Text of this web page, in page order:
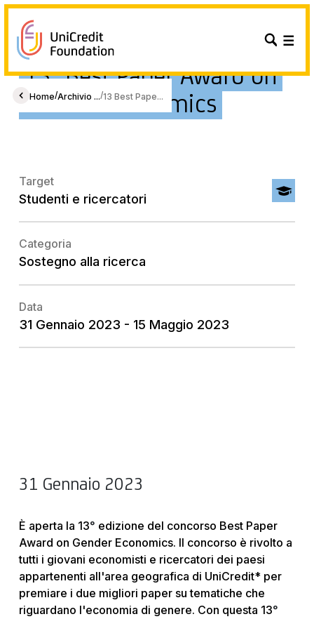
Home/Archivio .../13 Best Pape...
13° Best Paper Award on
Gender Economics
Target
Studenti e ricercatori
Categoria
Sostegno alla ricerca
Data
31 Gennaio 2023 - 15 Maggio 2023
31 Gennaio 2023
È aperta la 13° edizione del concorso Best Paper
Award on Gender Economics. Il concorso è rivolto a
tutti i giovani economisti e ricercatori dei paesi
appartenenti all'area geografica di UniCredit* per
premiare i due migliori paper su tematiche che
riguardano l'economia di genere. Con questa 13°